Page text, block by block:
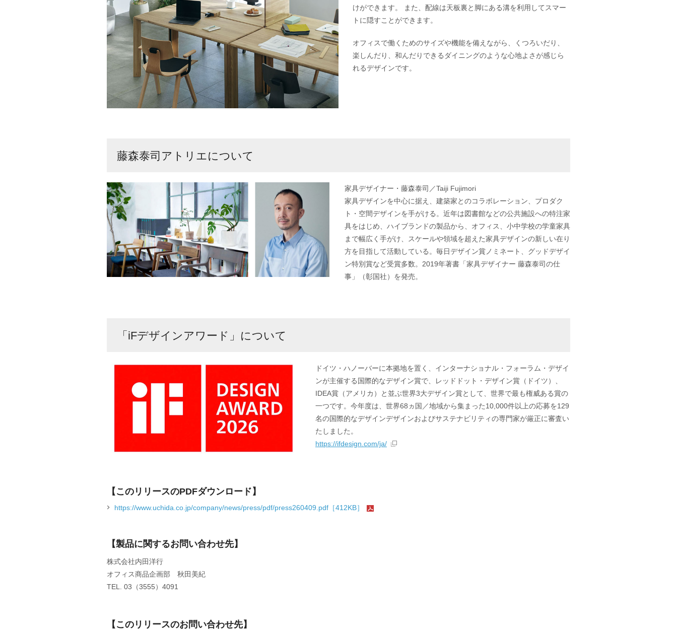
けができます。 また、配線は天板裏と脚にある溝を利用してスマー
トに隠すことができます。
オフィスで働くためのサイズや機能を備えながら、くつろいだり、
楽しんだり、和んだりできるダイニングのような心地よさが感じら
れるデザインです。
藤森泰司アトリエについて
家具デザイナー・藤森泰司／Taiji Fujimori
家具デザインを中心に据え、建築家とのコラボレーション、プロダク
ト・空間デザインを手がける。近年は図書館などの公共施設への特注家
具をはじめ、ハイブランドの製品から、オフィス、小中学校の学童家具
まで幅広く手がけ、スケールや領域を超えた家具デザインの新しい在り
方を目指して活動している。毎日デザイン賞ノミネート、グッドデザイ
ン特別賞など受賞多数。2019年著書「家具デザイナー 藤森泰司の仕
事」（彰国社）を発売。
「iFデザインアワード」について
ドイツ・ハノーバーに本拠地を置く、インターナショナル・フォーラム・デザイ
ンが主催する国際的なデザイン賞で、レッドドット・デザイン賞（ドイツ）、
IDEA賞（アメリカ）と並ぶ世界3大デザイン賞として、世界で最も権威ある賞の
一つです。今年度は、世界68ヵ国／地域から集まった10,000件以上の応募を129
名の国際的なデザインデザインおよびサステナビリティの専門家が厳正に審査い
たしました。
https://ifdesign.com/ja/
【このリリースのPDFダウンロード】
https://www.uchida.co.jp/company/news/press/pdf/press260409.pdf［412KB］
【製品に関するお問い合わせ先】
株式会社内田洋行
オフィス商品企画部 秋田美紀
TEL. 03（3555）4091
【このリリースのお問い合わせ先】